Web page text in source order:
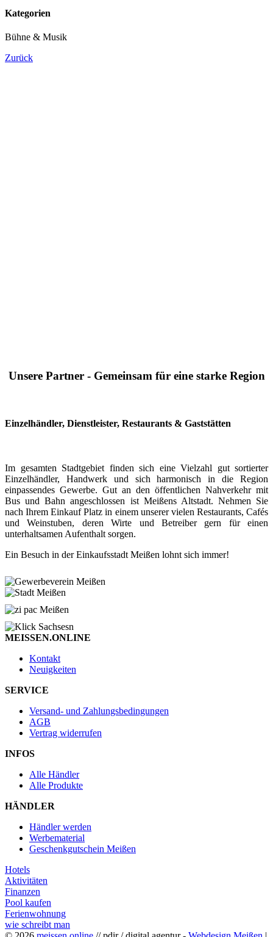
Kategorien
Bühne & Musik
Zurück
Unsere Partner - Gemeinsam für eine starke Region
Einzelhändler, Dienstleister, Restaurants & Gaststätten
Im gesamten Stadtgebiet finden sich eine Vielzahl gut sortierter
Einzelhändler, Handwerk und sich harmonisch in die Region
einpassendes Gewerbe. Gut an den öffentlichen Nahverkehr mit
Bus und Bahn angeschlossen ist Meißens Altstadt. Nehmen Sie
nach Ihrem Einkauf Platz in einem unserer vielen Restaurants, Cafés
und Weinstuben, deren Wirte und Betreiber gern für einen
unterhaltsamen Aufenthalt sorgen.
Ein Besuch in der Einkaufsstadt Meißen lohnt sich immer!
MEISSEN.ONLINE
Kontakt
Neuigkeiten
SERVICE
Versand- und Zahlungsbedingungen
AGB
Vertrag widerrufen
INFOS
Alle Händler
Alle Produkte
HÄNDLER
Händler werden
Werbematerial
Geschenkgutschein Meißen
Hotels
Aktivitäten
Finanzen
Pool kaufen
Ferienwohnung
wie schreibt man